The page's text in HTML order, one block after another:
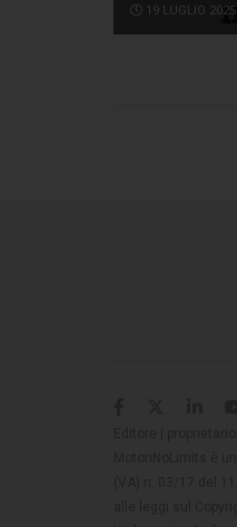
19 LUGLIO 2025